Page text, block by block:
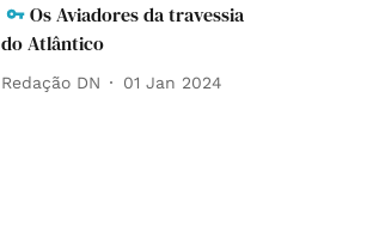
Os Aviadores da travessia
do Atlântico
Redação DN 01 Jan 2024